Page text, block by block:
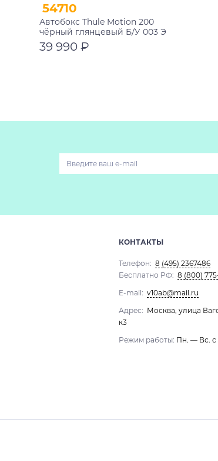
54710
Автобокс Thule Motion 200
чёрный глянцевый Б/У 003 Э
39 990 ₽
КОНТАКТЫ
Телефон: 8 (495) 2367486
Бесплатно РФ: 8 (800)
E-mail: v10ab@mail.ru
Адрес: Москва, улица
к3
Режим работы: Пн. — Вс. с